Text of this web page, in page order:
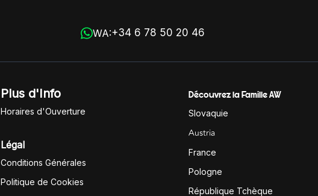
WA:+34 6 78 50 20 46
Plus d'Info
Horaires d'Ouverture
Légal
Conditions Générales
Politique de Cookies
Découvrez la Famille AW
Slovaquie
Austria
France
Pologne
République Tchèque